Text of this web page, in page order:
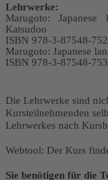
Lehrwerke:
Marugoto:
Katsudoo
ISBN 978-3-87548-
Marugoto: Japanese
ISBN 978-3-87548-
Die Lehrwerke sind
Kursteilnehmenden
Lehrwerkes nach
Webtool: Der Kurs
Sie benötigen für die